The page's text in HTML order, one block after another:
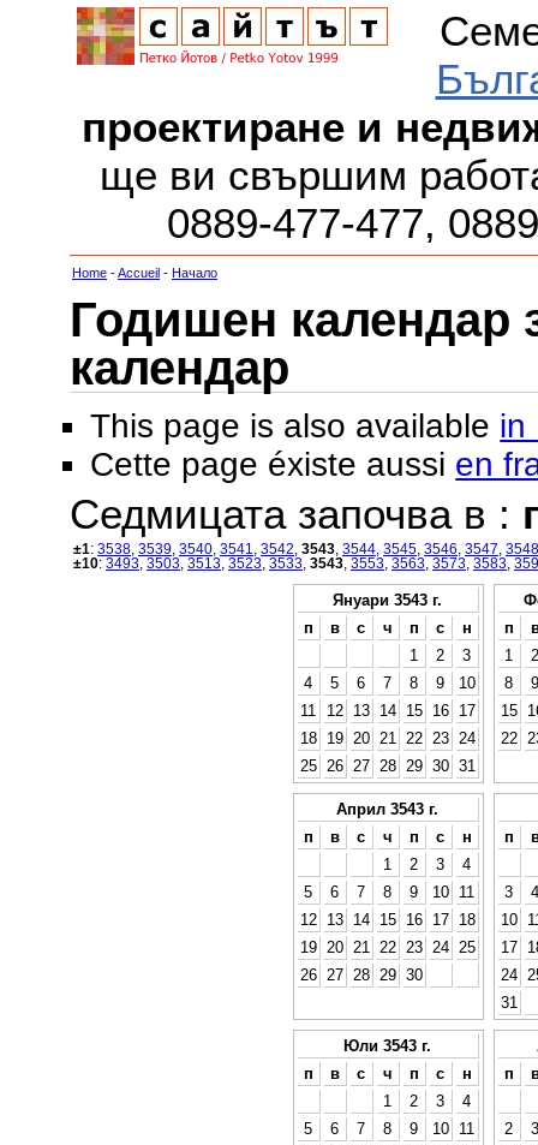
проектиране и
ще ви свършим
0889-477-477,
Home -Accueil - Начало
Годишен календар
календар
This page is also available in
Cette page éxiste aussi en
Седмицата започва в :
±1: 3538 3539 3540 3541 3542 3543 3544 3545 3546 3547 3548
±10: 3493 3503 3513 3523 3533 3543 3553 3563 3573 3583
Януари 3543 г.
п
в с ч п с
н
1
2
3
4
5 6 7 8 9
10
11
12 13 14 15 16
17
18
19 20 21 22 23
24
25
26 27 28 29 30 31
п
1
2
8
9
15
22
Април 3543 г.
п
в с ч п с
н
1
2 3
4
5
6 7 8 9 10
11
12
13 14 15 16 17
18
19
20 21 22 23 24
25
26
27 28 29 30
п
3
4
10
17
24
31
Юли 3543 г.
п
в с ч п с
н
1
2 3
4
5
6 7 8 9 10
11
п
2
3